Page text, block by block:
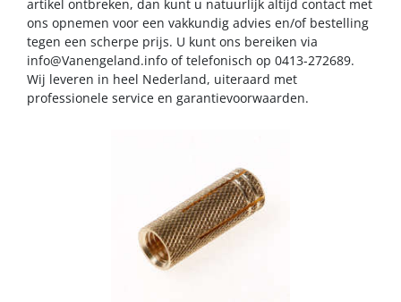
artikel ontbreken, dan kunt u natuurlijk altijd contact met
ons opnemen voor een vakkundig advies en/of bestelling
tegen een scherpe prijs. U kunt ons bereiken via
info@Vanengeland.info of telefonisch op 0413-272689.
Wij leveren in heel Nederland, uiteraard met
professionele service en garantievoorwaarden.